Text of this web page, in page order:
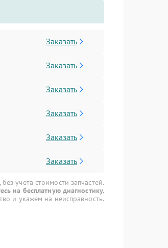
Заказать
Заказать
Заказать
Заказать
Заказать
Заказать
учета стоимости запчастей.
на бесплатную диагностику.
и укажем на неисправность.